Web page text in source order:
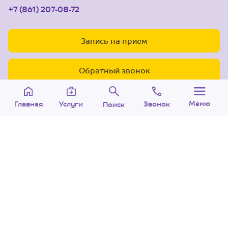
+7 (861) 207-08-72
Запись на прием
Обратный звонок
Главная Услуги Поиск Звонок Меню